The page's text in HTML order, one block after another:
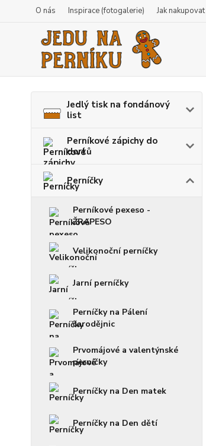
O nás Inspirace (fotogalerie) Jak
Jedlý tisk na fondánový
list
Perníkové zápichy do
dortů
Perníčky
Perníkové pexeso -
ŽRAPESO
Velikonoční perníčky
Jarní perníčky
Perníčky na Pálení
čarodějnic
Prvomájové a valentýnské
perníčky
Perníčky na Den matek
Perníčky na Den dětí